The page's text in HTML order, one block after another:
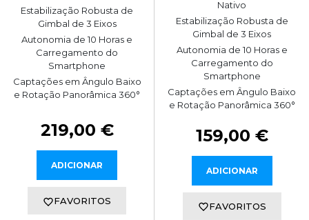
Estabilização Robusta de
Gimbal de 3 Eixos
Autonomia de 10 Horas e
Carregamento do
Smartphone
Captações em Ângulo Baixo
e Rotação Panorâmica 360°
219,00 €
ADICIONAR
FAVORITOS
Nativo
Estabilização Robusta de
Gimbal de 3 Eixos
Autonomia de 10 Horas e
Carregamento do
Smartphone
Captações em Ângulo Baixo
e Rotação Panorâmica 360°
159,00 €
ADICIONAR
FAVORITOS